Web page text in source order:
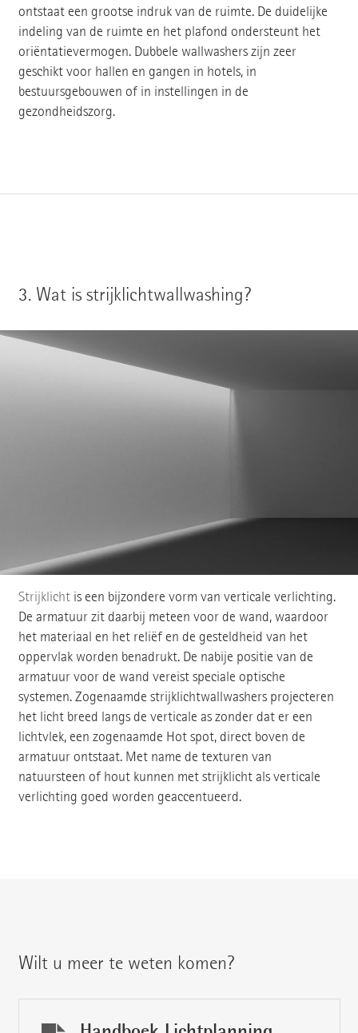
ontstaat een grootse indruk van de ruimte. De duidelijke
indeling van de ruimte en het plafond ondersteunt het
oriëntatievermogen. Dubbele wallwashers zijn zeer
geschikt voor hallen en gangen in hotels, in
bestuursgebouwen of in instellingen in de
gezondheidszorg.
3. Wat is strijklichtwallwashing?
Strijklichtis een bijzondere vorm van verticale verlichting.
De armatuur zit daarbij meteen voor de wand, waardoor
het materiaal en het reliëf en de gesteldheid van het
oppervlak worden benadrukt. De nabije positie van de
armatuur voor de wand vereist speciale optische
systemen. Zogenaamde strijklichtwallwashers projecteren
het licht breed langs de verticale as zonder dat er een
lichtvlek, een zogenaamde Hot spot, direct boven de
armatuur ontstaat. Met name de texturen van
natuursteen of hout kunnen met strijklicht als verticale
verlichting goed worden geaccentueerd.
Wilt u meer te weten komen?